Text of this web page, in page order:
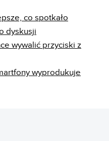
co spotkało
dyskusji
wywalić przyciski z
wyprodukuje